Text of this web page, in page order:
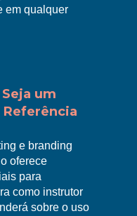
em qualquer
um
e branding
oferece
para
como instrutor
sobre o uso